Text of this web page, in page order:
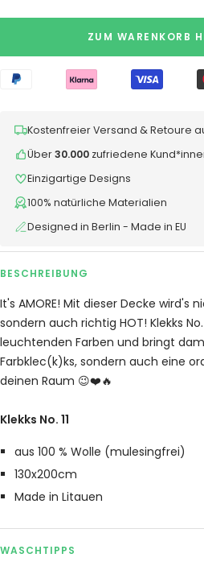
ZUM WARENKORB
Kostenfreier Versand & Retoure
Über30.000 zufriedene
Einzigartige Designs
100% natürliche Materialien
Designed in Berlin - Made in EU
BESCHREIBUNG
It's AMORE! Mit dieser Decke wird's
sondern auch richtig HOT! Klekks
leuchtenden Farben und bringt
Farbklec(k)ks, sondern auch eine
deinen Raum 😉❤️🔥
Klekks No. 11
aus 100 % Wolle (mulesingfrei)
130x200cm
Made in Litauen
WASCHTIPPS